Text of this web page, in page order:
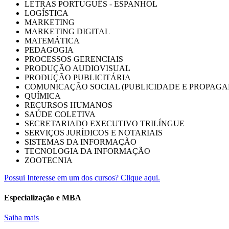
LETRAS PORTUGUÊS - ESPANHOL
LOGÍSTICA
MARKETING
MARKETING DIGITAL
MATEMÁTICA
PEDAGOGIA
PROCESSOS GERENCIAIS
PRODUÇÃO AUDIOVISUAL
PRODUÇÃO PUBLICITÁRIA
COMUNICAÇÃO SOCIAL (PUBLICIDADE E
QUÍMICA
RECURSOS HUMANOS
SAÚDE COLETIVA
SECRETARIADO EXECUTIVO TRILÍNGUE
SERVIÇOS JURÍDICOS E NOTARIAIS
SISTEMAS DA INFORMAÇÃO
TECNOLOGIA DA INFORMAÇÃO
ZOOTECNIA
Possui Interesse em um dos cursos? Clique aqui.
Especialização e MBA
Saiba mais